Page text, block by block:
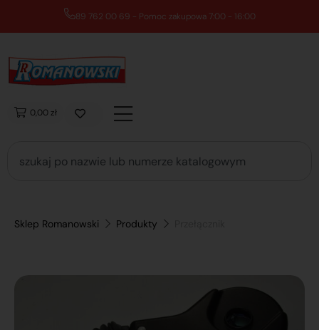
89 762 00 69 - Pomoc zakupowa 7:00 - 16:00
0,00 zł
Sklep Romanowski Produkty